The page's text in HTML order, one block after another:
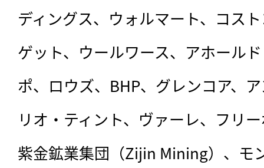
ディングス、ウォルマート、コス
ゲット、ウールワース、アホール
ポ、ロウズ、BHP、グレンコア、
リオ・ティント、ヴァーレ、フリ
紫金鉱業集団（Zijin Mining）、モ